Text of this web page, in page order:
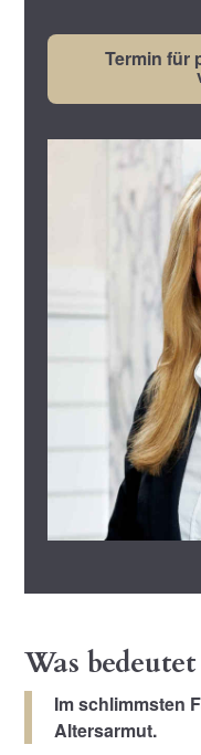
Termin für
Was
Im schlimmsten
Altersarmut.